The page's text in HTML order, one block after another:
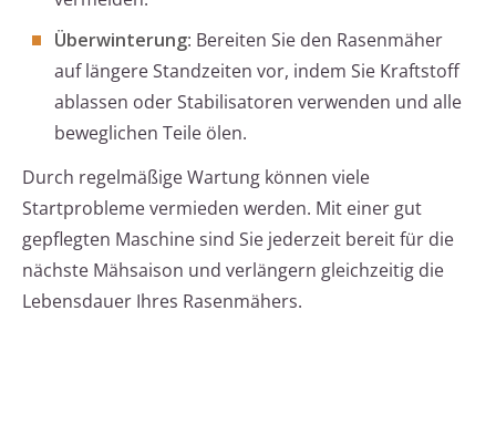
Überwinterung: Bereiten Sie den Rasenmäher
auf längere Standzeiten vor, indem Sie Kraftstoff
ablassen oder Stabilisatoren verwenden und alle
beweglichen Teile ölen.
Durch regelmäßige Wartung können viele
Startprobleme vermieden werden. Mit einer gut
gepflegten Maschine sind Sie jederzeit bereit für die
nächste Mähsaison und verlängern gleichzeitig die
Lebensdauer Ihres Rasenmähers.